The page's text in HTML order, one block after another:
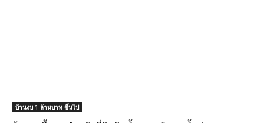
บ้านงบ 1 ล้านบาท ขึ้นไป